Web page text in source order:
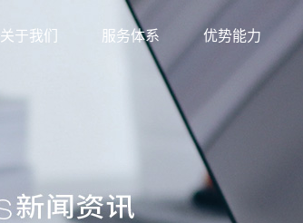
关于我们 服务体系 优势能力
信息科技
服务网络
资源优势
解决方案